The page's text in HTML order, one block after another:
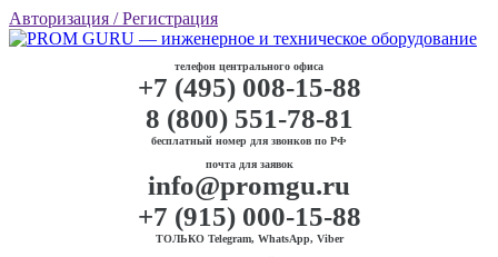
Авторизация / Регистрация
телефон центрального офиса
+7 (495) 008-15-88
8 (800) 551-78-81
бесплатный номер для звонков по РФ
почта для заявок
info@promgu.ru
+7 (915) 000-15-88
ТОЛЬКО Telegram, WhatsApp, Viber